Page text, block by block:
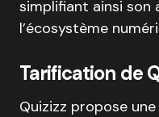
simplifiant ainsi son
l’écosystème
Tarification de
Quizizz propose